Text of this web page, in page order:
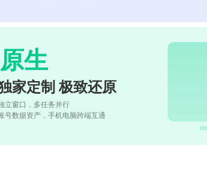
原生
家定制 极致还原
立窗口，多任务并行
号数据资产，手机电脑跨端互通